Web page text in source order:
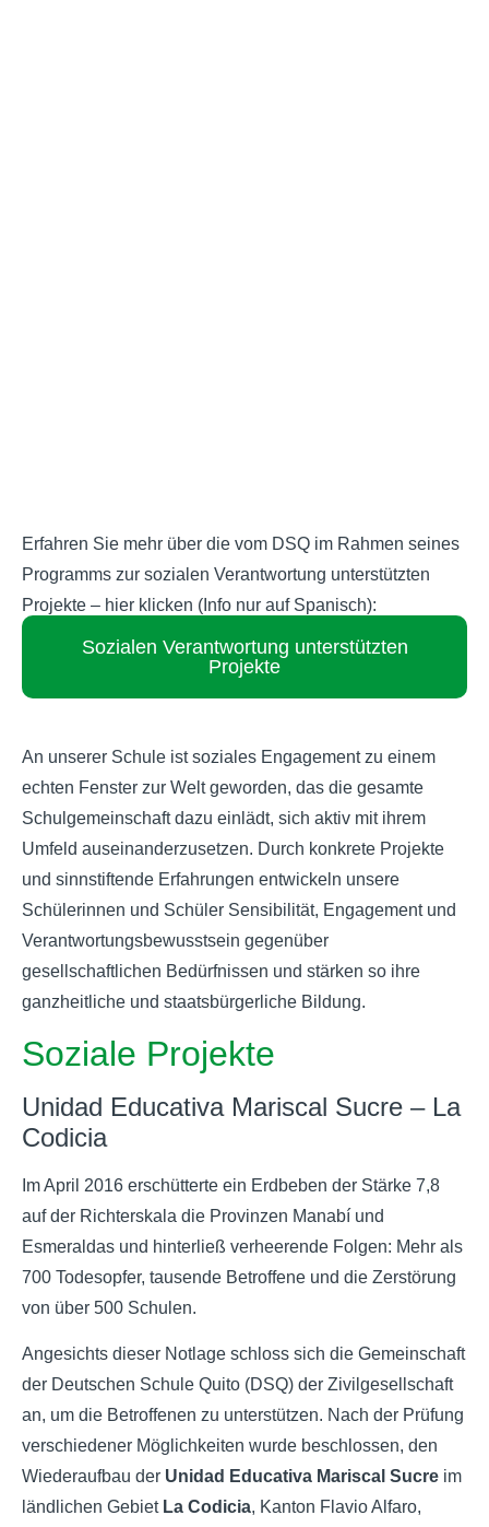
Erfahren Sie mehr über die vom DSQ im Rahmen seines
Programms zur sozialen Verantwortung unterstützten
Projekte – hier klicken (Info nur auf Spanisch):
Sozialen Verantwortung unterstützten
Projekte
An unserer Schule ist soziales Engagement zu einem
echten Fenster zur Welt geworden, das die gesamte
Schulgemeinschaft dazu einlädt, sich aktiv mit ihrem
Umfeld auseinanderzusetzen. Durch konkrete Projekte
und sinnstiftende Erfahrungen entwickeln unsere
Schülerinnen und Schüler Sensibilität, Engagement und
Verantwortungsbewusstsein gegenüber
gesellschaftlichen Bedürfnissen und stärken so ihre
ganzheitliche und staatsbürgerliche Bildung.
Soziale Projekte
Unidad Educativa Mariscal Sucre – La
Codicia
Im April 2016 erschütterte ein Erdbeben der Stärke 7,8
auf der Richterskala die Provinzen Manabí und
Esmeraldas und hinterließ verheerende Folgen: Mehr als
700 Todesopfer, tausende Betroffene und die Zerstörung
von über 500 Schulen.
Angesichts dieser Notlage schloss sich die Gemeinschaft
der Deutschen Schule Quito (DSQ) der Zivilgesellschaft
an, um die Betroffenen zu unterstützen. Nach der Prüfung
verschiedener Möglichkeiten wurde beschlossen, den
Wiederaufbau der Unidad Educativa Mariscal Sucre im
ländlichen Gebiet La Codicia, Kanton Flavio Alfaro,